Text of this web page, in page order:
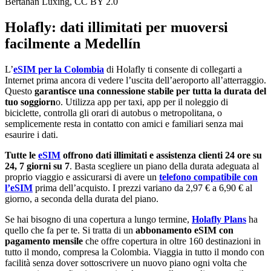
Holafly: dati illimitati per muoversi
facilmente a Medellín
L’eSIM per la Colombia di Holafly ti consente di collegarti a
Internet prima ancora di vedere l’uscita dell’aeroporto all’atterraggio.
Questo garantisce una connessione stabile per tutta la durata del
tuo soggiorno. Utilizza app per taxi, app per il noleggio di
biciclette, controlla gli orari di autobus o metropolitana, o
semplicemente resta in contatto con amici e familiari senza mai
esaurire i dati.
Tutte le eSIM offrono dati illimitati e assistenza clienti 24 ore su
24, 7 giorni su 7. Basta scegliere un piano della durata adeguata al
proprio viaggio e assicurarsi di avere un telefono compatibile con
l’eSIM prima dell’acquisto. I prezzi variano da 2,97 € a 6,90 € al
giorno, a seconda della durata del piano.
Se hai bisogno di una copertura a lungo termine, Holafly Plans ha
quello che fa per te. Si tratta di un abbonamento eSIM con
pagamento mensile che offre copertura in oltre 160 destinazioni in
tutto il mondo, compresa la Colombia. Viaggia in tutto il mondo con
facilità senza dover sottoscrivere un nuovo piano ogni volta che